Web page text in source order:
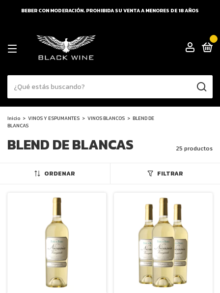
BEBER CON MODERACIÓN. PROHIBIDA SU VENTA A MENORES DE 18 AÑOS
Inicio > VINOS Y ESPUMANTES > VINOS BLANCOS > BLEND DE
BLANCAS
BLEND DE BLANCAS 25 productos
ORDENAR FILTRAR